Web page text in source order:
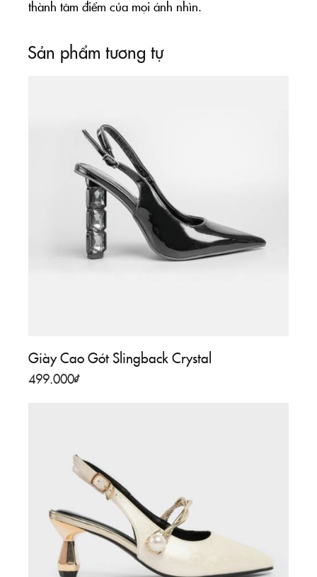
thành tâm điểm của mọi ánh nhìn.
Sản phẩm tương tự
Giày Cao Gót Slingback Crystal
499.000₫